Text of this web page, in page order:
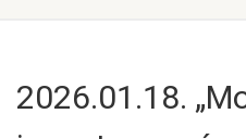
2026.01.18.